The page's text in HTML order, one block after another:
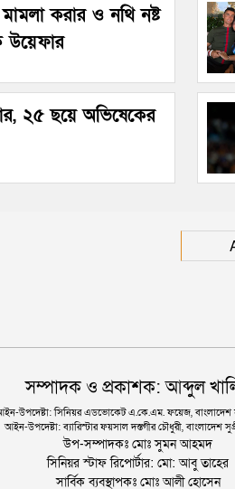
করার ও নথি নষ্ট
উয়েফার
২৫ ছয়ে অভিষেকের
সম্পাদক ও প্রকাশক: আব্দুল
উপদেষ্টা: সিনিয়র এডভোকেট এ.কে.এম. ফয়েজ, বাংলাদেশ
আইন-উপদেষ্টা: ব্যারিস্টার ফয়সাল দস্তগীর চৌধুরী, বাংলাদেশ
উপ-সম্পাদকঃ মোঃ সুমন আহমদ
সিনিয়র স্টাফ রিপোর্টার: মো: আবু তাহের
সার্বিক ব্যবস্থাপকঃ মোঃ আলী হোসেন